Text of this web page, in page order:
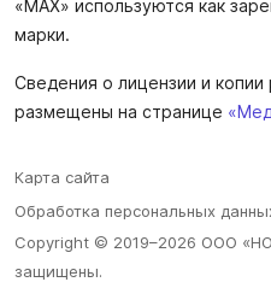
«MAX» используются как
марки.
Сведения о лицензии и
размещены на странице
Copyright © 2019–2026 ООО
защищены.
Карта сайта
Обработка персональных